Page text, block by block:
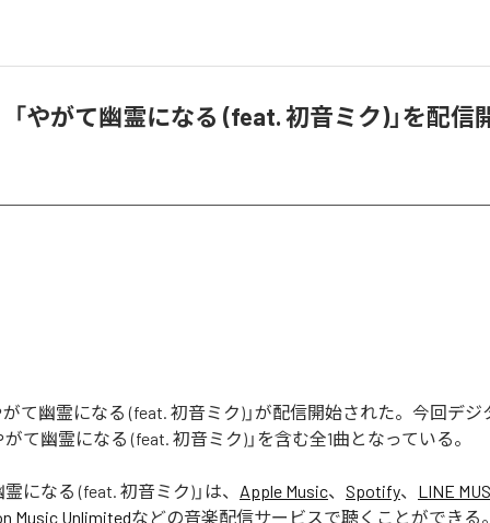
「やがて幽霊になる (feat. 初音ミク)」を配信
がて幽霊になる (feat. 初音ミク)」が配信開始された。今回デ
て幽霊になる (feat. 初音ミク)」を含む全1曲となっている。
になる (feat. 初音ミク) 」は、 Apple Music、 Spotify、 LINE
Music Unlimitedなどの音楽配信サービスで聴くことができる。